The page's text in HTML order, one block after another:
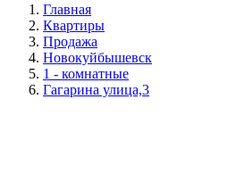
Главная
Квартиры
Продажа
Новокуйбышевск
1 - комнатные
Гагарина улица,3